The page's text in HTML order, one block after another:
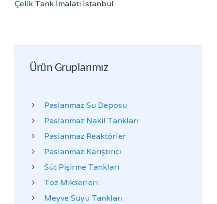
Çelik Tank İmalatı İstanbul
Ürün Gruplarımız
Paslanmaz Su Deposu
Paslanmaz Nakil Tankları
Paslanmaz Reaktörler
Paslanmaz Karıştırıcı
Süt Pişirme Tankları
Toz Mikserleri
Meyve Suyu Tankları